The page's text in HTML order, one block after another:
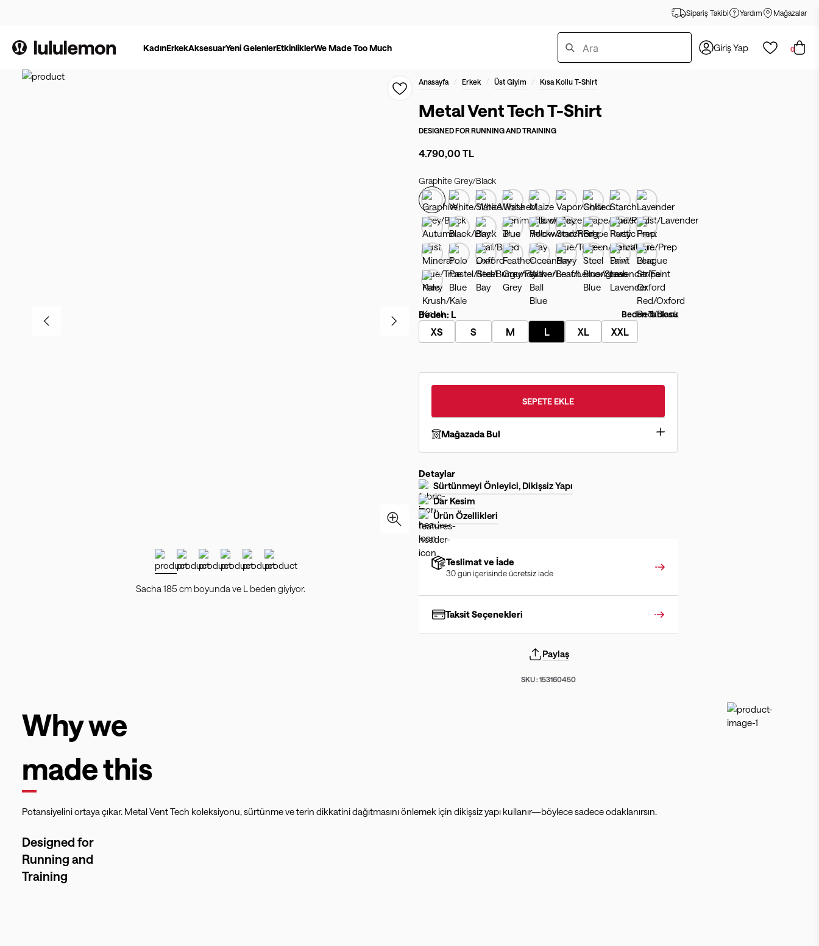
Sipariş Takibi Yardım Mağazalar
KadınErkekAksesuarYeni GelenlerEtkinliklerWe Made Too Much Giriş Yap 0
Sacha 185 cm boyunda ve L beden giyiyor.
Anasayfa / Erkek / Üst Giyim / Kısa Kollu T-Shirt
Metal Vent Tech T-Shirt
DESIGNED FORRUNNING AND TRAINING
4.790,00 TL
Graphite Grey/Black
Beden: L Beden Tablosu
XS S M L XL XXL
SEPETE EKLE
Mağazada Bul
Detaylar
Sürtünmeyi Önleyici, Dikişsiz Yapı
Dar Kesim
Ürün Özellikleri
Teslimat ve İade
30 gün içerisinde ücretsiz iade
Taksit Seçenekleri
Paylaş
SKU :153160450
Why we
made this
Potansiyelini ortaya çıkar. Metal Vent Tech koleksiyonu, sürtünme ve terin dikkatini dağıtmasını önlemek için dikişsiz yapı kullanır—böylece sadece odaklanırsın.
Designed for
Running and
Training